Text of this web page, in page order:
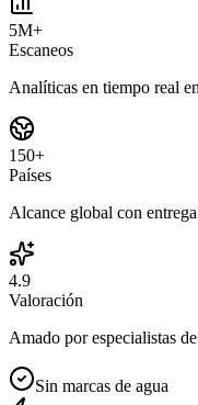
5M+
Escaneos
Analíticas en tiempo real
150+
Países
Alcance global con
4.9
Valoración
Amado por especialistas
Sin marcas de agua